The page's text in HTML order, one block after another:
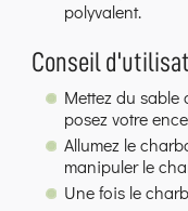
polyvalent.
Conseil
Mettez du sable
posez votre
Allumez le
manipuler le
Une fois le